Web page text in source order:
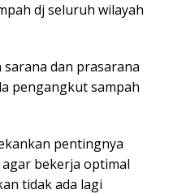
dj seluruh wilayah
dan prasarana
pengangkut sampah
pentingnya
bekerja optimal
tidak ada lagi